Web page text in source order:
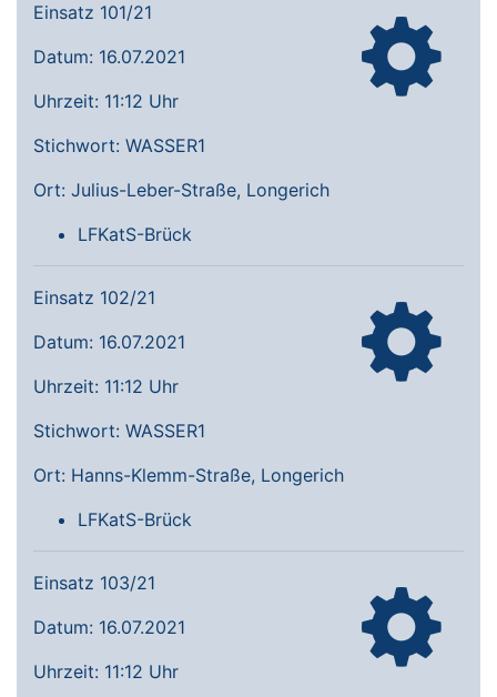
Einsatz 101/21
Datum: 16.07.2021
Uhrzeit: 11:12 Uhr
Stichwort: WASSER1
Ort: Julius-Leber-Straße, Longerich
LFKatS-Brück
Einsatz 102/21
Datum: 16.07.2021
Uhrzeit: 11:12 Uhr
Stichwort: WASSER1
Ort: Hanns-Klemm-Straße, Longerich
LFKatS-Brück
Einsatz 103/21
Datum: 16.07.2021
Uhrzeit: 11:12 Uhr